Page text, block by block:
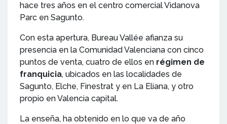
hace tres años en el centro comercial Vidanova
Parc en Sagunto.
Con esta apertura, Bureau Vallée afianza su
presencia en la Comunidad Valenciana con cinco
puntos de venta, cuatro de ellos en régimen de
franquicia, ubicados en las localidades de
Sagunto, Elche, Finestrat y en La Eliana, y otro
propio en Valencia capital.
La enseña, ha obtenido en lo que va de año